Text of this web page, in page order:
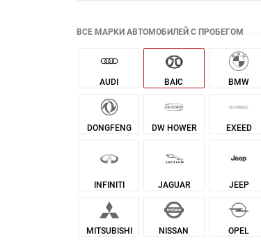
ВСЕ МАРКИ АВТОМОБИЛЕЙ С ПРОБЕГОМ
AUDI BAIC BMW
DONGFENG DW HOWER EXEED
INFINITI JAGUAR JEEP
MITSUBISHI NISSAN OPEL